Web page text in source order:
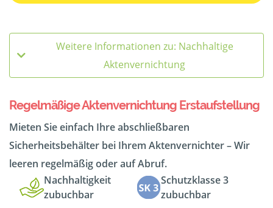
Weitere Informationen zu: Nachhaltige
Aktenvernichtung
Regelmäßige Aktenvernichtung Erstaufstellung
Mieten Sie einfach Ihre abschließbaren
Sicherheitsbehälter bei Ihrem Aktenvernichter – Wir
leeren regelmäßig oder auf Abruf.
Nachhaltigkeit
zubuchbar
Schutzklasse 3
zubuchbar